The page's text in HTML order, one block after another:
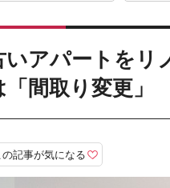
いアパートをリ
「間取り変更」
の記事が気になる